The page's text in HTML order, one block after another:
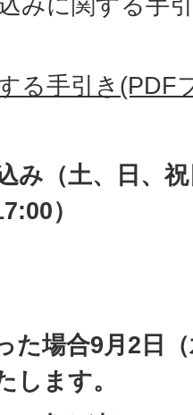
る手引き(PDF
み（土、日、
）
た場合9月2日
します。